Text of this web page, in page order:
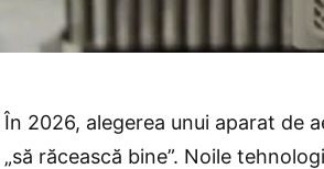
În 2026, alegerea unui aparat de
„să răcească bine”. Noile